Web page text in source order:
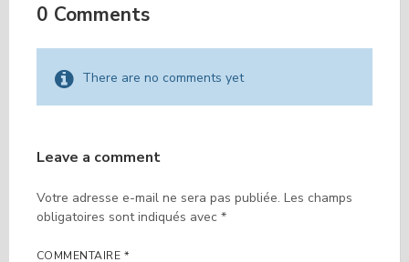
0 Comments
There are no comments yet
Leave a comment
Votre adresse e-mail ne sera pas publiée. Les champs
obligatoires sont indiqués avec *
COMMENTAIRE *